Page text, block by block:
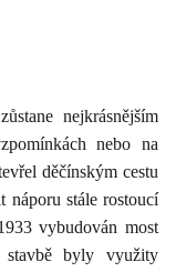
nejkrásnějším
nebo na
děčínským cestu
náporu stále rostoucí
vybudován most
byly využity